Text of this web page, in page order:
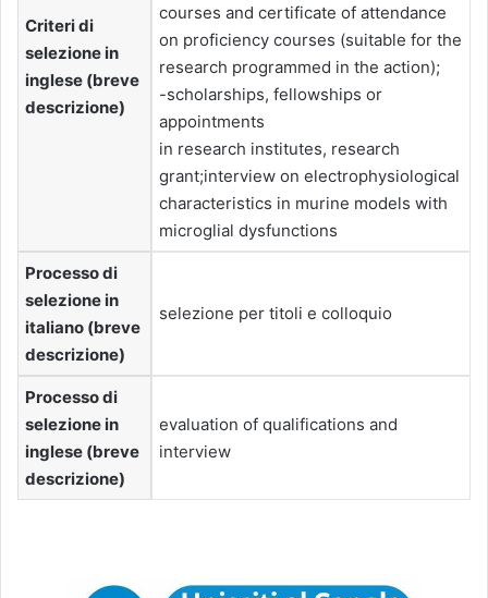
Criteri di
selezione in
inglese (breve
descrizione)
courses and certificate of attendance
on proficiency courses (suitable for the
research programmed in the action);
-scholarships, fellowships or
appointments
in research institutes, research
grant;interview on electrophysiological
characteristics in murine models with
microglial dysfunctions
Processo di
selezione in
italiano (breve
descrizione)
selezione per titoli e colloquio
Processo di
selezione in
inglese (breve
descrizione)
evaluation of qualifications and
interview